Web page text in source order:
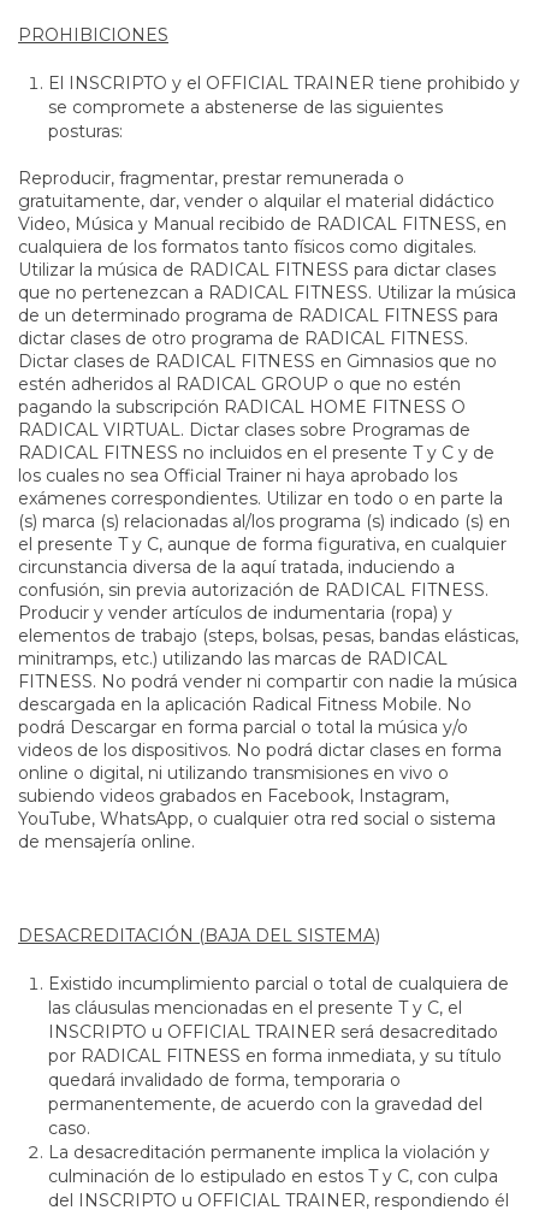
PROHIBICIONES
El INSCRIPTO y el OFFICIAL TRAINER tiene prohibido y
se compromete a abstenerse de las siguientes
posturas:
Reproducir, fragmentar, prestar remunerada o
gratuitamente, dar, vender o alquilar el material didáctico
Video, Música y Manual recibido de RADICAL FITNESS, en
cualquiera de los formatos tanto físicos como digitales.
Utilizar la música de RADICAL FITNESS para dictar clases
que no pertenezcan a RADICAL FITNESS. Utilizar la música
de un determinado programa de RADICAL FITNESS para
dictar clases de otro programa de RADICAL FITNESS.
Dictar clases de RADICAL FITNESS en Gimnasios que no
estén adheridos al RADICAL GROUP o que no estén
pagando la subscripción RADICAL HOME FITNESS O
RADICAL VIRTUAL. Dictar clases sobre Programas de
RADICAL FITNESS no incluidos en el presente T y C y de
los cuales no sea Official Trainer ni haya aprobado los
exámenes correspondientes. Utilizar en todo o en parte la
(s) marca (s) relacionadas al/los programa (s) indicado (s) en
el presente T y C, aunque de forma figurativa, en cualquier
circunstancia diversa de la aquí tratada, induciendo a
confusión, sin previa autorización de RADICAL FITNESS.
Producir y vender artículos de indumentaria (ropa) y
elementos de trabajo (steps, bolsas, pesas, bandas elásticas,
minitramps, etc.) utilizando las marcas de RADICAL
FITNESS. No podrá vender ni compartir con nadie la música
descargada en la aplicación Radical Fitness Mobile. No
podrá Descargar en forma parcial o total la música y/o
videos de los dispositivos. No podrá dictar clases en forma
online o digital, ni utilizando transmisiones en vivo o
subiendo videos grabados en Facebook, Instagram,
YouTube, WhatsApp, o cualquier otra red social o sistema
de mensajería online.
DESACREDITACIÓN (BAJA DEL SISTEMA)
Existido incumplimiento parcial o total de cualquiera de
las cláusulas mencionadas en el presente T y C, el
INSCRIPTO u OFFICIAL TRAINER será desacreditado
por RADICAL FITNESS en forma inmediata, y su título
quedará invalidado de forma, temporaria o
permanentemente, de acuerdo con la gravedad del
caso.
La desacreditación permanente implica la violación y
culminación de lo estipulado en estos T y C, con culpa
del INSCRIPTO u OFFICIAL TRAINER, respondiendo él